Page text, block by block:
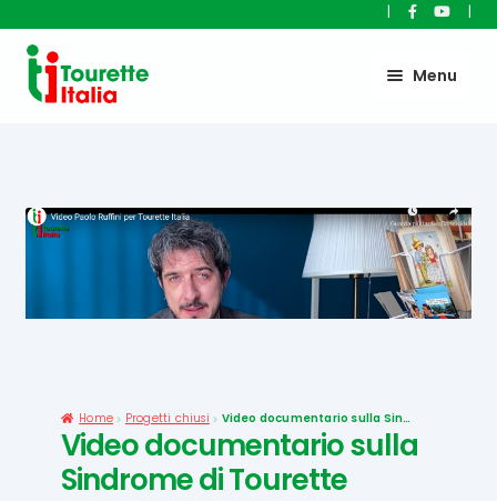
| |
Vai
alla
Vai
al
Menu
Home Progetti chiusi Video documentario sulla Sindrome di Tourette
Video documentario sulla
Sindrome di Tourette